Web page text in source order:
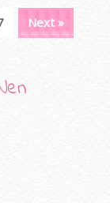
Next »